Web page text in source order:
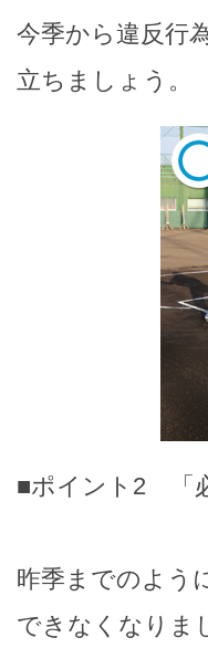
今季から違反行
立ちましょう。
■ポイント2 「
昨季までのよう
できなくなりま